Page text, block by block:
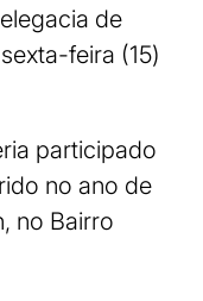
de
feira (15)
participado
no ano de
no Bairro